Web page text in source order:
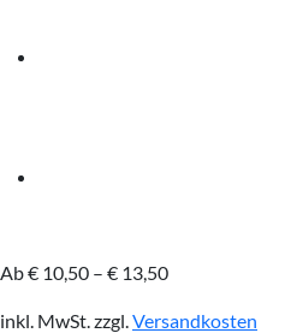
Ab€ 10,50 – € 13,50
inkl. MwSt.zzgl.Versandkosten